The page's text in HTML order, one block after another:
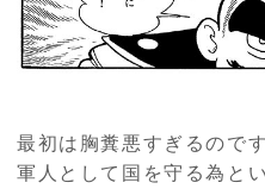
最初は胸糞悪すぎるので
軍人として国を守る為と